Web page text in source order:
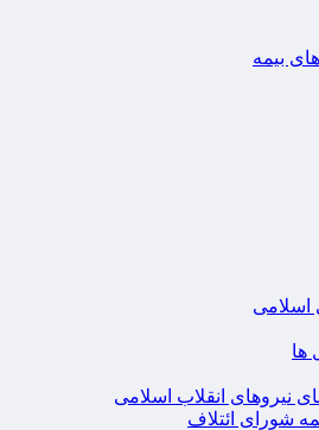
بیمه
ها
نیروهای انقلاب اسلامی
شورای ائتلاف